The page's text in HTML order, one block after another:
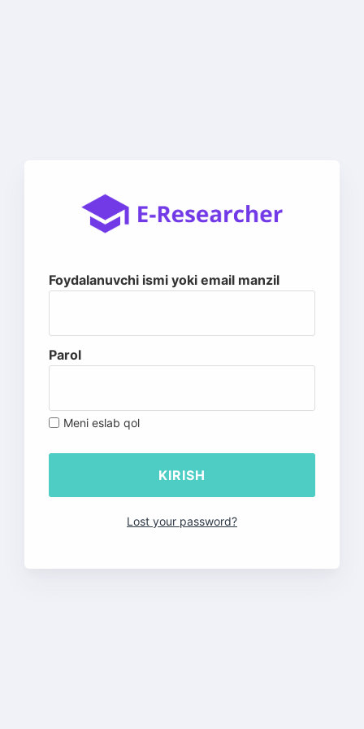
Foydalanuvchi ismi yoki email manzil
Parol
Meni eslab qol
Lost your password?